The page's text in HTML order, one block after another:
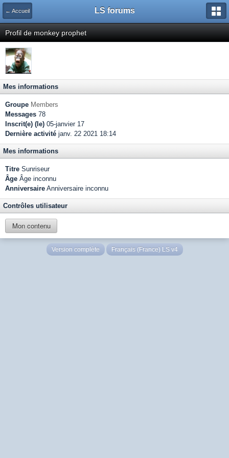
← Accueil LS forums
Profil de monkey prophet
Mes informations
Groupe Members
Messages 78
Inscrit(e) (le) 05-janvier 17
Dernière activité janv. 22 2021 18:14
Mes informations
Titre Sunriseur
Âge Âge inconnu
Anniversaire Anniversaire inconnu
Contrôles utilisateur
Mon contenu
Version complète Français (France) LS v4